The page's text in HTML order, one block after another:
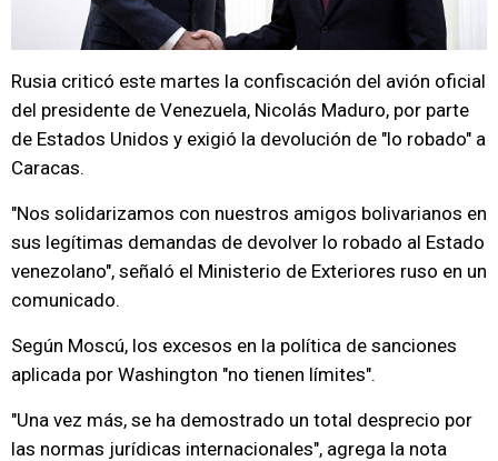
Rusia criticó este martes la confiscación del avión oficial
del presidente de Venezuela, Nicolás Maduro, por parte
de Estados Unidos y exigió la devolución de "lo robado" a
Caracas.
"Nos solidarizamos con nuestros amigos bolivarianos en
sus legítimas demandas de devolver lo robado al Estado
venezolano", señaló el Ministerio de Exteriores ruso en un
comunicado.
Según Moscú, los excesos en la política de sanciones
aplicada por Washington "no tienen límites".
"Una vez más, se ha demostrado un total desprecio por
las normas jurídicas internacionales", agrega la nota